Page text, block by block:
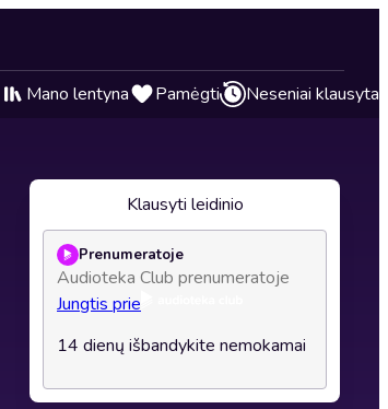
Mano lentyna Pamėgti Neseniai klausyta
Klausyti leidinio
Prenumeratoje
Audioteka Club prenumeratoje
Jungtis prie
14 dienų išbandykite nemokamai